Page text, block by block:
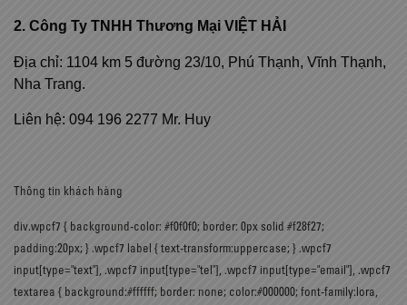
2. Công Ty TNHH Thương Mại VIỆT HẢI
Địa chỉ: 1104 km 5 đường 23/10, Phú Thạnh, Vĩnh Thạnh,
Nha Trang.
Liên hệ: 094 196 2277 Mr. Huy
Thông tin khách hàng
div.wpcf7 { background-color: #f0f0f0; border: 0px solid #f28f27;
padding:20px; } .wpcf7 label { text-transform:uppercase; } .wpcf7
input[type="text"], .wpcf7 input[type="tel"], .wpcf7 input[type="email"], .wpcf7
textarea { background:#ffffff; border: none; color:#000000; font-family:lora,